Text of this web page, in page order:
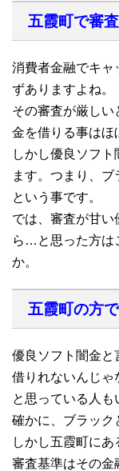
五霞町で審
消費者金融でキャ
ずありますよね。
その審査が厳しい
金を借りる事はほ
しかし優良ソフ
ます。つまり、
という事です。
では、審査が甘い
ら…と思った方は
か。
五霞町の方
優良ソフト闇金と
借りれないんじ
と思っている人も
確かに、ブラック
しかし五霞町にあ
審査基準はその金